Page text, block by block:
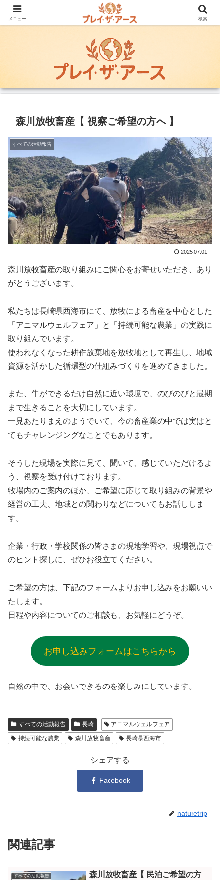
地域の暮らしを継承し, 自然環境と調和する持続可能な社会づくりに貢献した
い
森川放牧畜産【 視察ご希望の方へ 】
すべての活動報告
2025.07.01
森川放牧畜産の取り組みにご関心をお寄せいただき、あり
がとうございます。
私たちは長崎県西海市にて、放牧による畜産を中心とした
「アニマルウェルフェア」と「持続可能な農業」の実践に
取り組んでいます。
使われなくなった耕作放棄地を放牧地として再生し、地域
資源を活かした循環型の仕組みづくりを進めてきました。
また、牛ができるだけ自然に近い環境で、のびのびと最期
まで生きることを大切にしています。
一見あたりまえのようでいて、今の畜産業の中では実はと
てもチャレンジングなことでもあります。
そうした現場を実際に見て、聞いて、感じていただけるよ
う、視察を受け付けております。
牧場内のご案内のほか、ご希望に応じて取り組みの背景や
経営の工夫、地域との関わりなどについてもお話ししま
す。
企業・行政・学校関係の皆さまの現地学習や、現場視点で
のヒント探しに、ぜひお役立てください。
ご希望の方は、下記のフォームよりお申し込みをお願いい
たします。
日程や内容についてのご相談も、お気軽にどうぞ。
お申し込みフォームはこちらから
自然の中で、お会いできるのを楽しみにしています。
すべての活動報告 長崎
アニマルウェルフェア
持続可能な農業
森川放牧畜産 長崎県西海市
シェアする
Facebook
naturetrip
関連記事
すべての活動報告 森川放牧畜産【 民泊ご希望の方
メニュー 検索